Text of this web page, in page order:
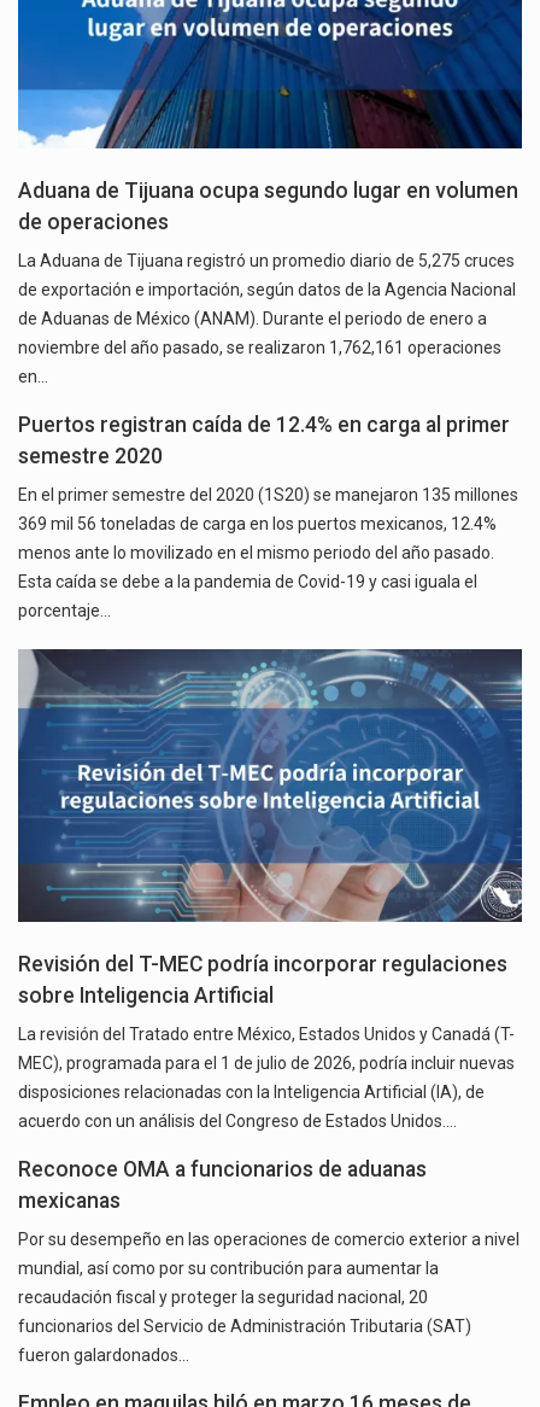
Aduana de Tijuana ocupa segundo lugar en volumen
de operaciones
La Aduana de Tijuana registró un promedio diario de 5,275 cruces
de exportación e importación, según datos de la Agencia Nacional
de Aduanas de México (ANAM). Durante el periodo de enero a
noviembre del año pasado, se realizaron 1,762,161 operaciones
en…
Puertos registran caída de 12.4% en carga al primer
semestre 2020
En el primer semestre del 2020 (1S20) se manejaron 135 millones
369 mil 56 toneladas de carga en los puertos mexicanos, 12.4%
menos ante lo movilizado en el mismo periodo del año pasado.
Esta caída se debe a la pandemia de Covid-19 y casi iguala el
porcentaje…
Revisión del T-MEC podría incorporar regulaciones
sobre Inteligencia Artificial
La revisión del Tratado entre México, Estados Unidos y Canadá (T-
MEC), programada para el 1 de julio de 2026, podría incluir nuevas
disposiciones relacionadas con la Inteligencia Artificial (IA), de
acuerdo con un análisis del Congreso de Estados Unidos.…
Reconoce OMA a funcionarios de aduanas
mexicanas
Por su desempeño en las operaciones de comercio exterior a nivel
mundial, así como por su contribución para aumentar la
recaudación fiscal y proteger la seguridad nacional, 20
funcionarios del Servicio de Administración Tributaria (SAT)
fueron galardonados…